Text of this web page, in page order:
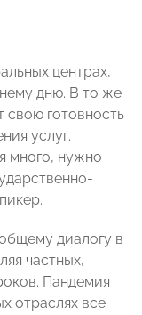
центрах,
дню. В то же
свою готовность
услуг.
много, нужно
диалогу в
частных,
Пандемия
отраслях все